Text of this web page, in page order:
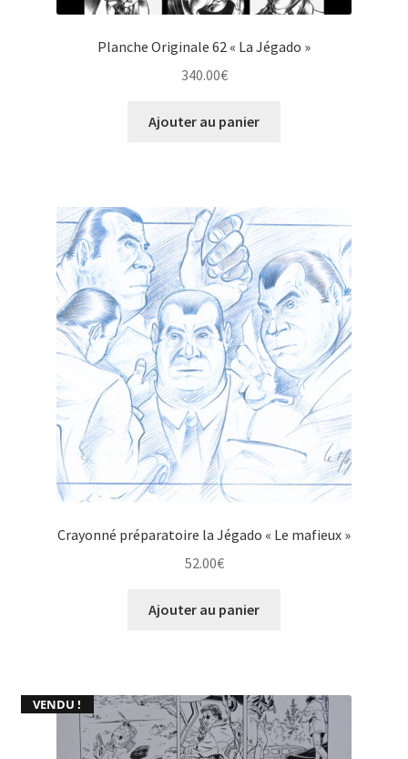
Planche Originale 62 « La Jégado »
340.00€
Ajouter au panier
Crayonné préparatoire la Jégado « Le mafieux »
52.00€
Ajouter au panier
VENDU !